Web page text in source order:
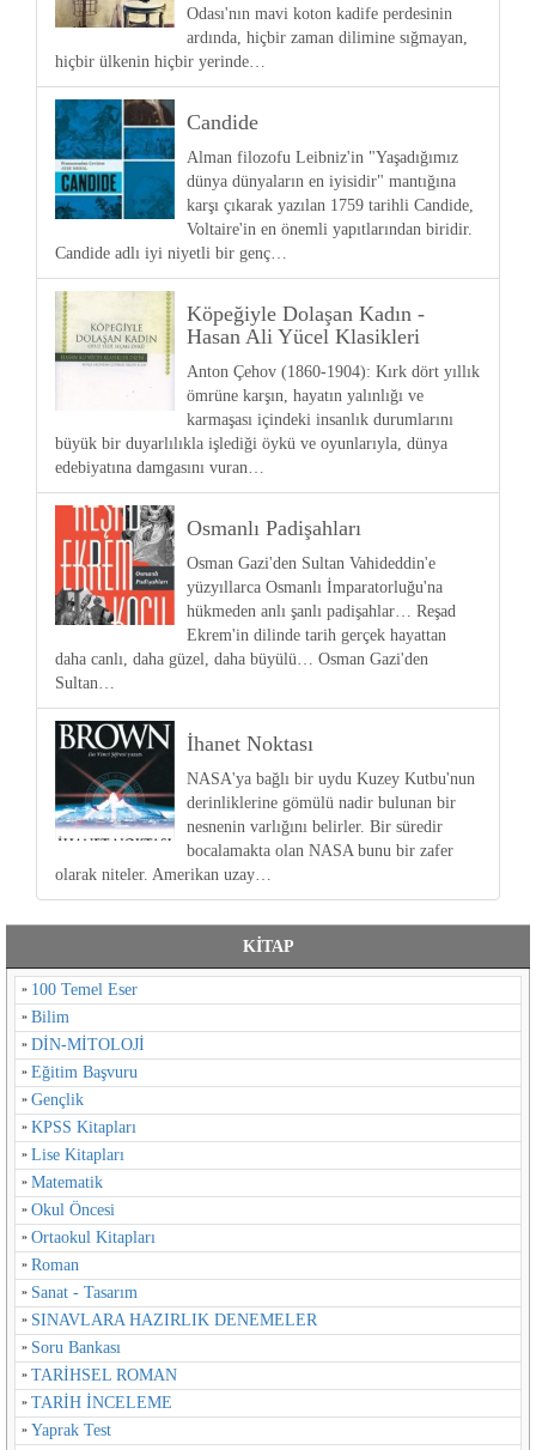
Odası'nın mavi koton kadife perdesinin
ardında, hiçbir zaman dilimine sığmayan,
hiçbir ülkenin hiçbir yerinde…
Candide
Alman filozofu Leibniz'in "Yaşadığımız
dünya dünyaların en iyisidir" mantığına
karşı çıkarak yazılan 1759 tarihli Candide,
Voltaire'in en önemli yapıtlarından biridir.
Candide adlı iyi niyetli bir genç…
Köpeğiyle Dolaşan Kadın -
Hasan Ali Yücel Klasikleri
Anton Çehov (1860-1904): Kırk dört yıllık
ömrüne karşın, hayatın yalınlığı ve
karmaşası içindeki insanlık durumlarını
büyük bir duyarlılıkla işlediği öykü ve oyunlarıyla, dünya
edebiyatına damgasını vuran…
Osmanlı Padişahları
Osman Gazi'den Sultan Vahideddin'e
yüzyıllarca Osmanlı İmparatorluğu'na
hükmeden anlı şanlı padişahlar… Reşad
Ekrem'in dilinde tarih gerçek hayattan
daha canlı, daha güzel, daha büyülü… Osman Gazi'den
Sultan…
İhanet Noktası
NASA'ya bağlı bir uydu Kuzey Kutbu'nun
derinliklerine gömülü nadir bulunan bir
nesnenin varlığını belirler. Bir süredir
bocalamakta olan NASA bunu bir zafer
olarak niteler. Amerikan uzay…
KİTAP
100 Temel Eser
Bilim
DİN-MİTOLOJİ
Eğitim Başvuru
Gençlik
KPSS Kitapları
Lise Kitapları
Matematik
Okul Öncesi
Ortaokul Kitapları
Roman
Sanat - Tasarım
SINAVLARA HAZIRLIK DENEMELER
Soru Bankası
TARİHSEL ROMAN
TARİH İNCELEME
Yaprak Test